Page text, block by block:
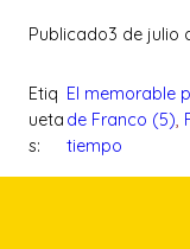
Publicado3 de julio
Etiq
ueta
s:
El memorable
de Franco (5),
tiempo